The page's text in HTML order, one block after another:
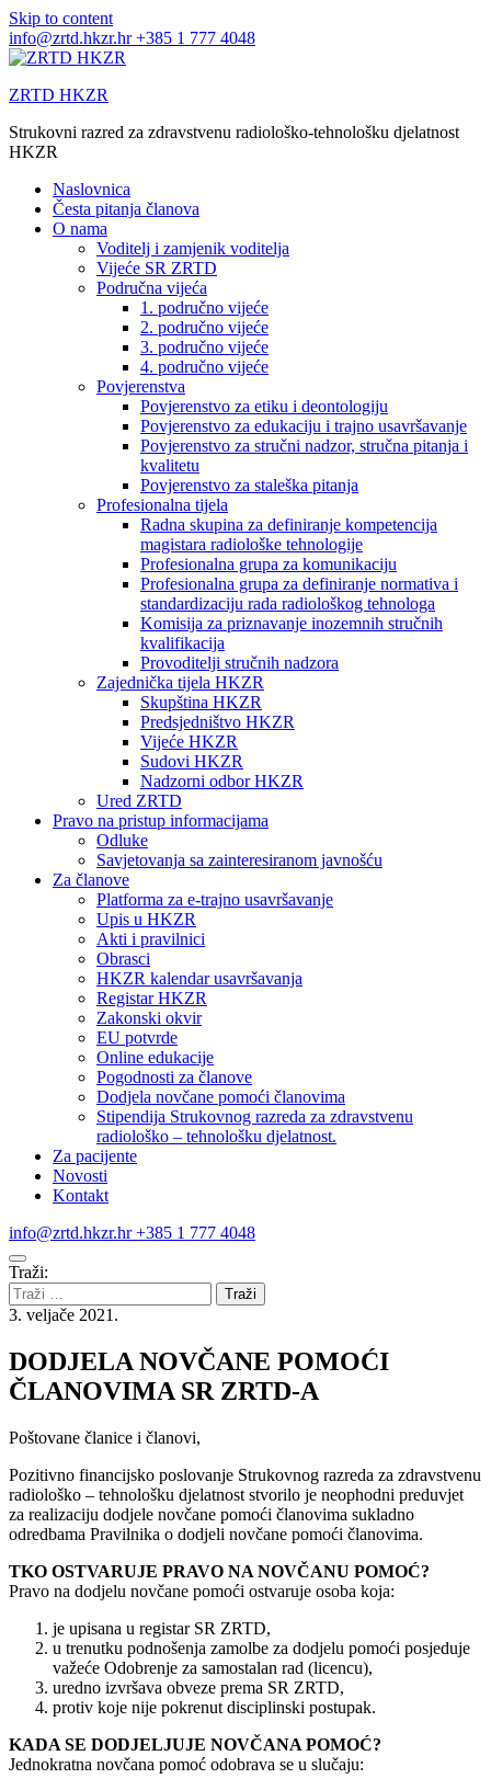
Skip to content
info@zrtd.hkzr.hr+385 1 777 4048
ZRTD HKZR
Strukovni razred za zdravstvenu radiološko-tehnološku djelatnost
HKZR
Naslovnica
Česta pitanja članova
O nama
Voditelj i zamjenik voditelja
Vijeće SR ZRTD
Područna vijeća
1. područno vijeće
2. područno vijeće
3. područno vijeće
4. područno vijeće
Povjerenstva
Povjerenstvo za etiku i deontologiju
Povjerenstvo za edukaciju i trajno usavršavanje
Povjerenstvo za stručni nadzor, stručna pitanja i
kvalitetu
Povjerenstvo za staleška pitanja
Profesionalna tijela
Radna skupina za definiranje kompetencija
magistara radiološke tehnologije
Profesionalna grupa za komunikaciju
Profesionalna grupa za definiranje normativa i
standardizaciju rada radiološkog tehnologa
Komisija za priznavanje inozemnih stručnih
kvalifikacija
Provoditelji stručnih nadzora
Zajednička tijela HKZR
Skupština HKZR
Predsjedništvo HKZR
Vijeće HKZR
Sudovi HKZR
Nadzorni odbor HKZR
Ured ZRTD
Pravo na pristup informacijama
Odluke
Savjetovanja sa zainteresiranom javnošću
Za članove
Platforma za e-trajno usavršavanje
Upis u HKZR
Akti i pravilnici
Obrasci
HKZR kalendar usavršavanja
Registar HKZR
Zakonski okvir
EU potvrde
Online edukacije
Pogodnosti za članove
Dodjela novčane pomoći članovima
Stipendija Strukovnog razreda za zdravstvenu
radiološko – tehnološku djelatnost.
Za pacijente
Novosti
Kontakt
info@zrtd.hkzr.hr+385 1 777 4048
Traži:
3. veljače 2021.
DODJELA NOVČANE POMOĆI
ČLANOVIMA SR ZRTD-A
Poštovane članice i članovi,
Pozitivno financijsko poslovanje Strukovnog razreda za zdravstvenu
radiološko – tehnološku djelatnost stvorilo je neophodni preduvjet
za realizaciju dodjele novčane pomoći članovima sukladno
odredbama Pravilnika o dodjeli novčane pomoći članovima.
TKO OSTVARUJE PRAVO NA NOVČANU POMOĆ?
Pravo na dodjelu novčane pomoći ostvaruje osoba koja:
je upisana u registar SR ZRTD,
u trenutku podnošenja zamolbe za dodjelu pomoći posjeduje
važeće Odobrenje za samostalan rad (licencu),
uredno izvršava obveze prema SR ZRTD,
protiv koje nije pokrenut disciplinski postupak.
KADA SE DODJELJUJE NOVČANA POMOĆ?
Jednokratna novčana pomoć odobrava se u slučaju: